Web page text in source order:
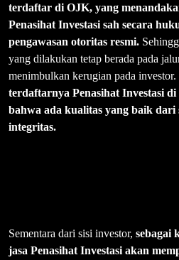
terdaftar di OJK, yang
Penasihat Investasi sah secara
pengawasan otoritas resmi.
yang dilakukan tetap berada pada
menimbulkan kerugian pada
terdaftarnya Penasihat Investasi
bahwa ada kualitas yang baik dari
integritas.
Sementara dari sisi investor, sebagai
jasa Penasihat Investasi akan